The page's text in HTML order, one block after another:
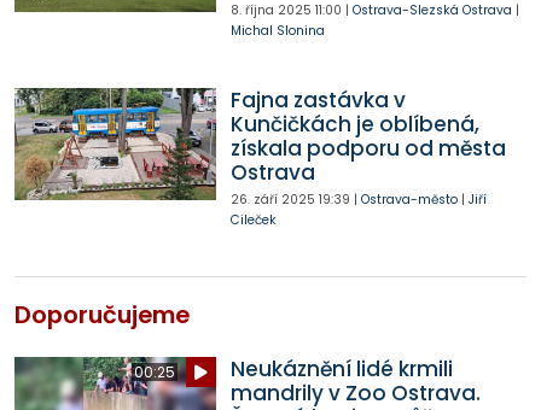
8. října 2025 11:00 | Ostrava-Slezská Ostrava |
Michal Slonina
Fajna zastávka v
Kunčičkách je oblíbená,
získala podporu od města
Ostrava
26. září 2025 19:39 | Ostrava-město| Jiří
Cileček
Doporučujeme
00:25
Neukáznění lidé krmili
mandrily v Zoo Ostrava.